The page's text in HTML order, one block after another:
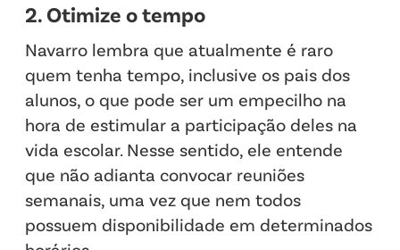
2. Otimize o tempo
Navarro lembra que atualmente é raro
quem tenha tempo, inclusive os pais dos
alunos, o que pode ser um empecilho na
hora de estimular a participação deles na
vida escolar. Nesse sentido, ele entende
que não adianta convocar reuniões
semanais, uma vez que nem todos
possuem disponibilidade em determinados